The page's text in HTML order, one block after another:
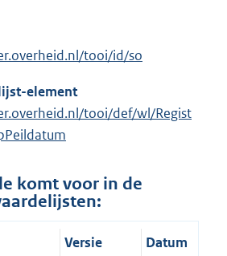
tooi/id/so
element
tooi/def/wl/Regist
komt voor in de
Versie
Datum